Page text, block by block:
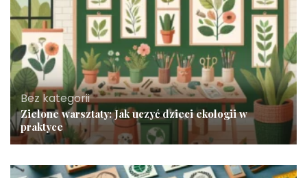
Bez kategorii
Zielone warsztaty: Jak uczyć dzieci ekologii w
praktyce